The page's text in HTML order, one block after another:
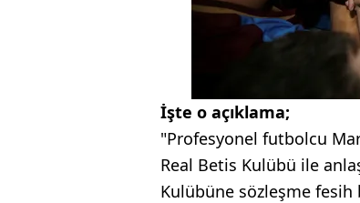
İşte o açıklama;
"Profesyonel futbolcu
Real Betis Kulübü ile
Kulübüne sözleşme fesih